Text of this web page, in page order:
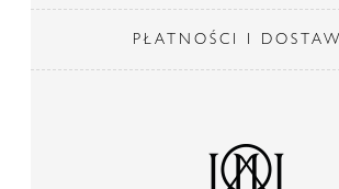
PŁATNOŚCI I